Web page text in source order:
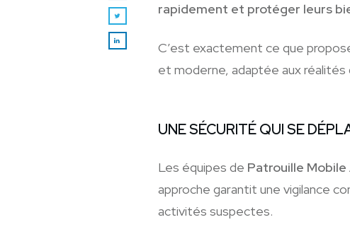
rapidement et protéger leurs
C’est exactement ce que
et moderne, adaptée aux réalités
UNE SÉCURITÉ QUI SE
Les équipes de Patrouille Mobile
approche garantit une vigilance
activités suspectes.